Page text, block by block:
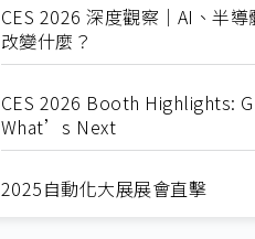
CES 2026 深度觀察｜AI、半
改變什麼？
CES 2026 Booth Highlights:
What’s Next
2025自動化大展展會直擊